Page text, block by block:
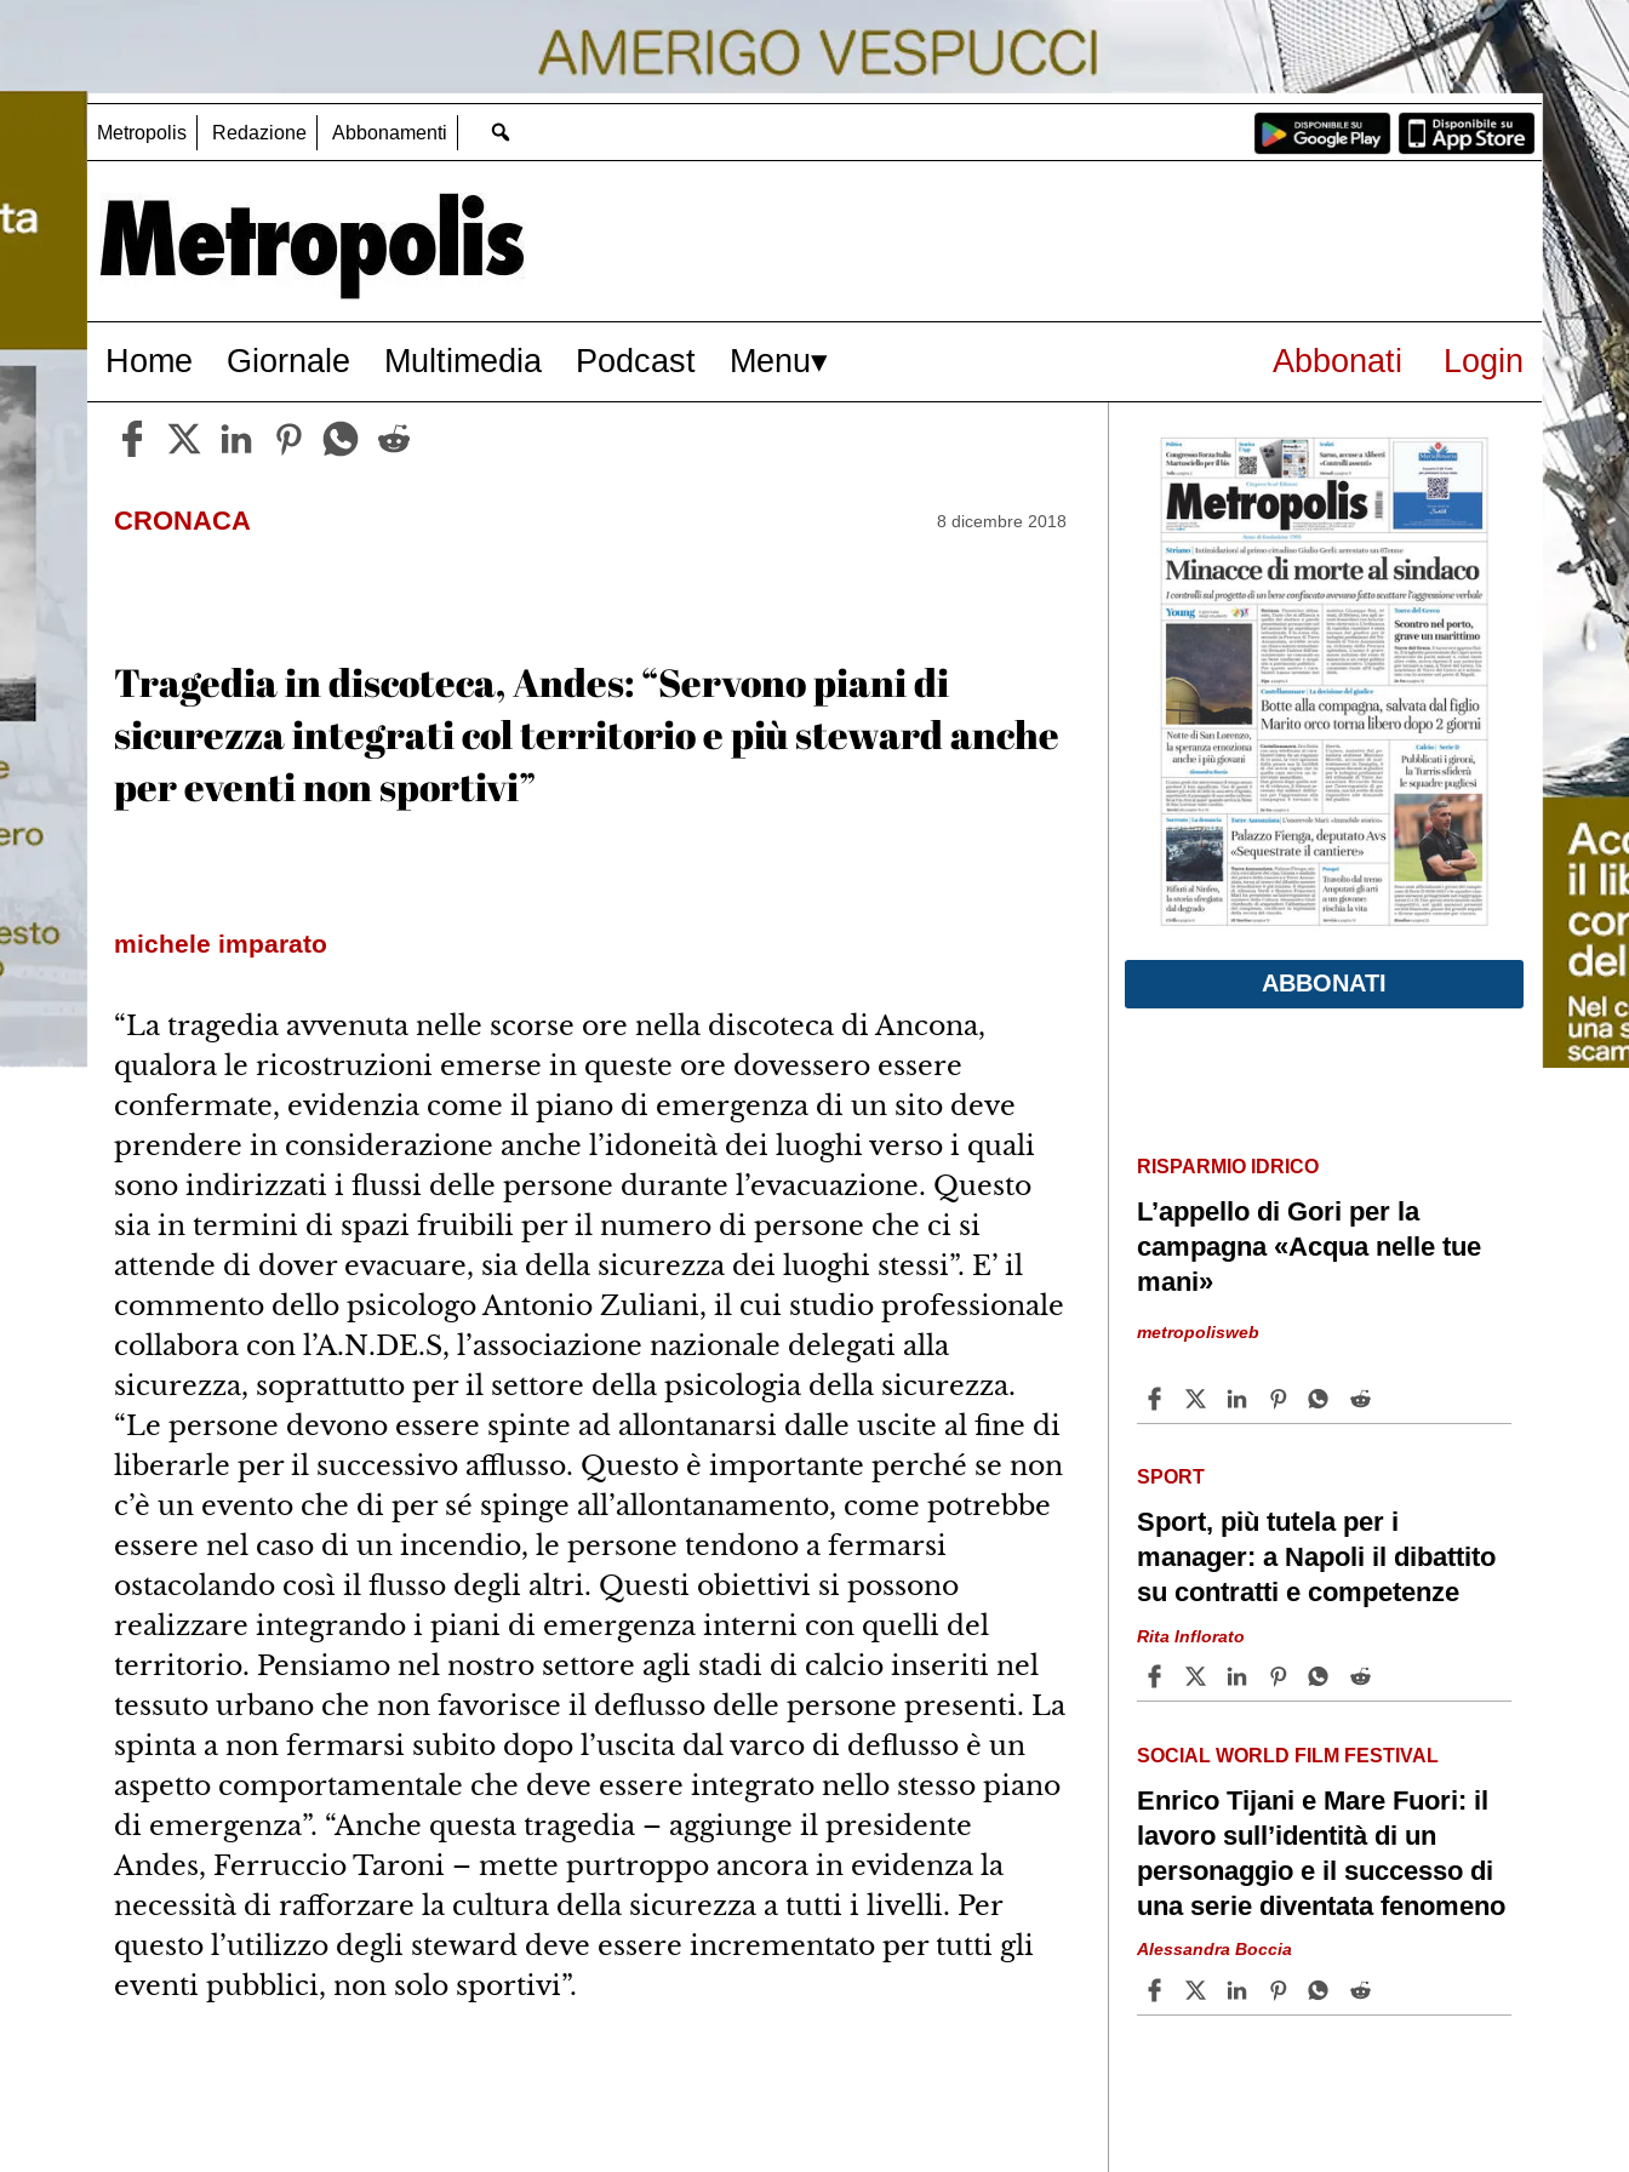
Metropolis Redazione Abbonamenti
Home Giornale Multimedia Podcast Menu Abbonati Login
CRONACA 8 dicembre 2018
Tragedia in discoteca, Andes: “Servono piani di
sicurezza integrati col territorio e più steward anche
per eventi non sportivi”
michele imparato
“La tragedia avvenuta nelle scorse ore nella discoteca di Ancona,
qualora le ricostruzioni emerse in queste ore dovessero essere
confermate, evidenzia come il piano di emergenza di un sito deve
prendere in considerazione anche l’idoneità dei luoghi verso i quali
sono indirizzati i flussi delle persone durante l’evacuazione. Questo
sia in termini di spazi fruibili per il numero di persone che ci si
attende di dover evacuare, sia della sicurezza dei luoghi stessi”. E’ il
commento dello psicologo Antonio Zuliani, il cui studio professionale
collabora con l’A.N.DE.S, l’associazione nazionale delegati alla
sicurezza, soprattutto per il settore della psicologia della sicurezza.
“Le persone devono essere spinte ad allontanarsi dalle uscite al fine di
liberarle per il successivo afflusso. Questo è importante perché se non
c’è un evento che di per sé spinge all’allontanamento, come potrebbe
essere nel caso di un incendio, le persone tendono a fermarsi
ostacolando così il flusso degli altri. Questi obiettivi si possono
realizzare integrando i piani di emergenza interni con quelli del
territorio. Pensiamo nel nostro settore agli stadi di calcio inseriti nel
tessuto urbano che non favorisce il deflusso delle persone presenti. La
spinta a non fermarsi subito dopo l’uscita dal varco di deflusso è un
aspetto comportamentale che deve essere integrato nello stesso piano
di emergenza”. “Anche questa tragedia – aggiunge il presidente
Andes, Ferruccio Taroni – mette purtroppo ancora in evidenza la
necessità di rafforzare la cultura della sicurezza a tutti i livelli. Per
questo l’utilizzo degli steward deve essere incrementato per tutti gli
eventi pubblici, non solo sportivi”.
ABBONATI
RISPARMIO IDRICO
L’appello di Gori per la
campagna «Acqua nelle tue
mani»
metropolisweb
SPORT
Sport, più tutela per i
manager: a Napoli il dibattito
su contratti e competenze
Rita Inflorato
SOCIAL WORLD FILM FESTIVAL
Enrico Tijani e Mare Fuori: il
lavoro sull’identità di un
personaggio e il successo di
una serie diventata fenomeno
Alessandra Boccia